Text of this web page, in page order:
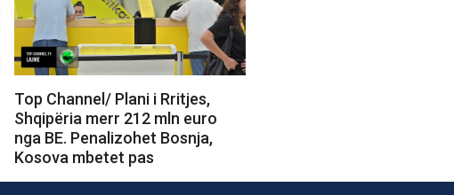
Top Channel/ Plani i Rritjes,
Shqipëria merr 212 mln euro
nga BE. Penalizohet Bosnja,
Kosova mbetet pas